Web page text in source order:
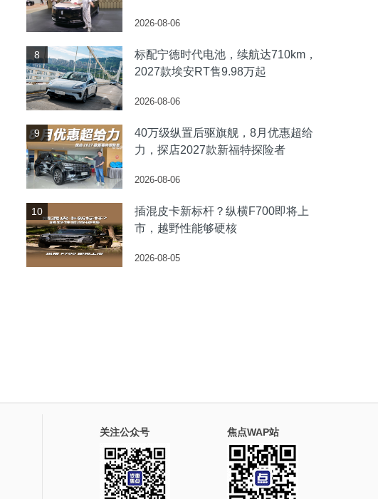
2026-08-06
8
标配宁德时代电池，续航达710km，
2027款埃安RT售9.98万起
2026-08-06
9
40万级纵置后驱旗舰，8月优惠超给
力，探店2027款新福特探险者
2026-08-06
10
插混皮卡新标杆？纵横F700即将上
市，越野性能够硬核
2026-08-05
关注公众号 焦点WAP站